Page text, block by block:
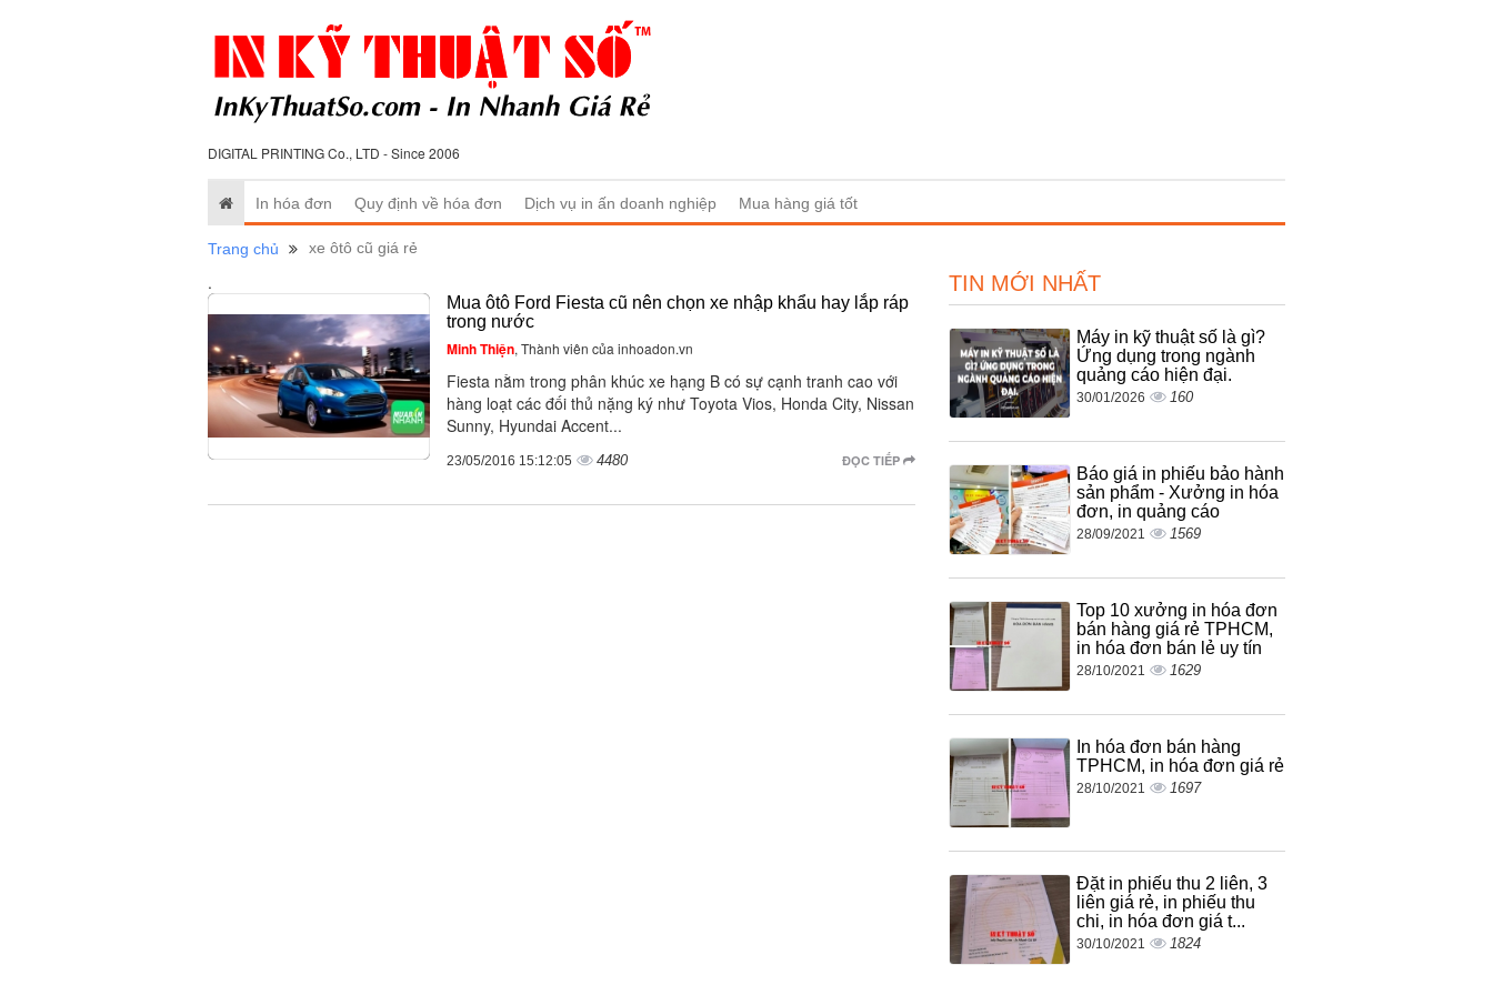
DIGITAL PRINTING Co., LTD - Since 2006
In hóa đơn Quy định về hóa đơn Dịch vụ in ấn doanh nghiệp Mua hàng giá tốt
Trang chủ xe ôtô cũ giá rẻ
.
Mua ôtô Ford Fiesta cũ nên chọn xe nhập khẩu hay lắp ráp
trong nước
Minh Thiện, Thành viên của inhoadon.vn
Fiesta nằm trong phân khúc xe hạng B có sự cạnh tranh cao với
hàng loạt các đối thủ nặng ký như Toyota Vios, Honda City, Nissan
Sunny, Hyundai Accent...
ĐỌC TIẾP
23/05/2016 15:12:05 4480
TIN MỚI NHẤT
Máy in kỹ thuật số là gì?
Ứng dụng trong ngành
quảng cáo hiện đại.
30/01/2026 160
Báo giá in phiếu bảo hành
sản phẩm - Xưởng in hóa
đơn, in quảng cáo
28/09/2021 1569
Top 10 xưởng in hóa đơn
bán hàng giá rẻ TPHCM,
in hóa đơn bán lẻ uy tín
28/10/2021 1629
In hóa đơn bán hàng
TPHCM, in hóa đơn giá rẻ
28/10/2021 1697
Đặt in phiếu thu 2 liên, 3
liên giá rẻ, in phiếu thu
chi, in hóa đơn giá t...
30/10/2021 1824